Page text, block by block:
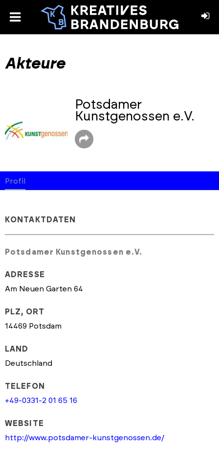
toggle
Akteure
Potsdamer
Kunstgenossen e.V.
Profil
KONTAKTDATEN
Potsdamer Kunstgenossen e.V.
ADRESSE
Am Neuen Garten 64
PLZ, ORT
14469 Potsdam
LAND
Deutschland
TELEFON
+49-0331-2 01 65 16
WEBSITE
http://www.potsdamer-kunstgenossen.de/